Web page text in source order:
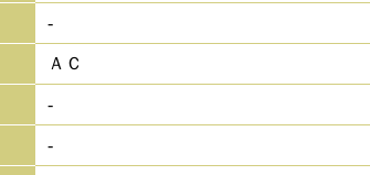
-
ＡＣ
-
-